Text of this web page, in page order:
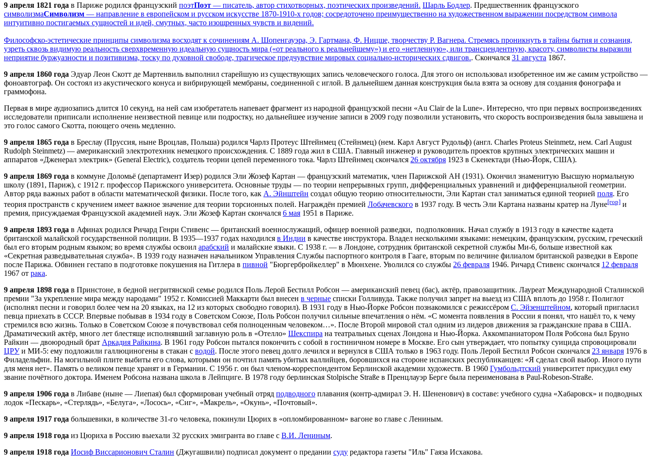
9 апреля 1821 года в Париже родился французский поэтПоэт — писатель, автор стихотворных, поэтических произведений. Шарль Бодлер. Предшественник французского
символизмаСимволизм — направление в европейском и русском искусстве 1870-1910-х годов; сосредоточено преимущественно на художественном выражении посредством символа
интуитивно постигаемых сущностей и идей, смутных, часто изощренных чувств и видений.
Философско-эстетические принципы символизма восходят к сочинениям А. Шопенгауэра, Э. Гартмана, Ф. Ницше, творчеству Р. Вагнера. Стремясь проникнуть в тайны бытия и сознания,
узреть сквозь видимую реальность сверхвременную идеальную сущность мира («от реального к реальнейшему») и его «нетленную», или трансцендентную, красоту, символисты выразили
неприятие буржуазности и позитивизма, тоску по духовной свободе, трагическое предчувствие мировых социально-исторических сдвигов.. Скончался 31 августа 1867.
9 апреля 1860 года Эдуар Леон Скотт де Мартенвиль выполнил старейшую из существующих запись человеческого голоса. Для этого он использовал изобретенное им же самим устройство —
фоноавтограф. Он состоял из акустического конуса и вибрирующей мембраны, соединенной с иглой. В дальнейшем данная конструкция была взята за основу для создания фонографа и
граммофона.
Первая в мире аудиозапись длится 10 секунд, на ней сам изобретатель напевает фрагмент из народной французской песни «Au Clair de la Lune». Интересно, что при первых воспроизведениях
исследователи приписали исполнение неизвестной певице или подростку, но дальнейшее изучение записи в 2009 году позволили установить, что скорость воспроизведения была завышена и
это голос самого Скотта, поющего очень медленно.
9 апреля 1865 года в Бреслау (Пруссия, ныне Вроцлав, Польша) родился Чарлз Протеус Штейнмец (Стейнмец) (нем. Карл Август Рудольф) (англ. Charles Proteus Steinmetz, нем. Carl August
Rudolph Steinmetz) — американский электротехник немецкого происхождения. С 1889 года жил в США. Главный инженер и руководитель проектов крупных электрических машин и
аппаратов «Дженерал электрик» (General Electric), создатель теории цепей переменного тока. Чарлз Штейнмец скончался 26 октября 1923 в Скенектади (Нью-Йорк, США).
9 апреля 1869 года в коммуне Доломьё (департамент Изер) родился Эли Жозеф Картан — французский математик, член Парижской АН (1931). Окончил знаменитую Высшую нормальную
школу (1891, Париж), с 1912 г. профессор Парижского университета. Основные труды — по теории непрерывных групп, дифференциальных уравнений и дифференциальной геометрии.
Автор ряда важных работ в области математической физики. После того, как А. Эйнштейн создал общую теорию относительности, Эли Картан стал заниматься единой теорией поля. Его
теория пространств с кручением имеет важное значение для теории торсионных полей. Награждён премией Лобачевского в 1937 году. В честь Эли Картана названы кратер на Луне[гор] и
премия, присуждаемая Французской академией наук. Эли Жозеф Картан скончался 6 мая 1951 в Париже.
9 апреля 1893 года в Афинах родился Ричард Генри Стивенс — британский военнослужащий, офицер военной разведки, подполковник. Начал службу в 1913 году в качестве кадета
британской малайской государственной полиции. В 1935—1937 годах находился в Индии в качестве инструктора. Владел несколькими языками: немецким, французским, русским, греческий
был его вторым родным языком; во время службы освоил арабский и малайские языки. С 1938 г. — в Лондоне, сотрудник британской секретной службы Ми-6, больше известной как
«Секретная разведывательная служба». В 1939 году назначен начальником Управления Службы паспортного контроля в Гааге, вторым по величине филиалом британской разведки в Европе
после Парижа. Обвинен гестапо в подготовке покушения на Гитлера в пивной "Бюргербройкеллер" в Мюнхене. Уволился со службы 26 февраля 1946. Ричард Стивенс скончался 12 февраля
1967 от рака.
9 апреля 1898 года в Принстоне, в бедной негритянской семье родился Поль Лерой Бестилл Робсон — американский певец (бас), актёр, правозащитник. Лауреат Международной Сталинской
премии "За укрепление мира между народами" 1952 г. Комиссией Маккарти был внесен в черные списки Голливуда. Также получил запрет на выезд из США вплоть до 1958 г. Полиглот
(исполнял песни и говорил более чем на 20 языках, на 12 из которых свободно говорил). В 1931 году в Нью-Йорке Робсон познакомился с режиссёром С. Эйзенштейном, который пригласил
певца приехать в СССР. Впервые побывав в 1934 году в Советском Союзе, Поль Робсон получил сильные впечатления о нём. «С момента появления в России я понял, что нашёл то, к чему
стремился всю жизнь. Только в Советском Союзе я почувствовал себя полноценным человеком…». После Второй мировой стал одним из лидеров движения за гражданские права в США.
Драматический актёр, много лет блестяще исполнявший заглавную роль в «Отелло» Шекспира на театральных сценах Лондона и Нью-Йорка. Аккомпаниатором Поля Робсона был Бруно
Райкин — двоюродный брат Аркадия Райкина. В 1961 году Робсон пытался покончить с собой в гостиничном номере в Москве. Его сын утверждает, что попытку суицида спровоцировали
ЦРУи МИ-5: ему подложили галлюциногены в стакан с водой. После этого певец долго лечился и вернулся в США только в 1963 году. Поль Лерой Бестилл Робсон скончался 23 января 1976 в
Филадельфии. На могильной плите выбиты его слова, которыми он почтил память убитых валлийцев, боровшихся на стороне испанских республиканцев: «Я сделал свой выбор. Иного пути
для меня нет». Память о великом певце хранят и в Германии. С 1956 г. он был членом-корреспондентом Берлинской академии художеств. В 1960 Гумбольдтский университет присудил ему
звание почётного доктора. Именем Робсона названа школа в Лейпциге. В 1978 году берлинская Stolpische Straße в Пренцлауэр Берге была переименована в Paul-Robeson-Straße.
9 апреля 1906 года в Либаве (ныне — Лиепая) был сформирован учебный отряд подводного плавания (контр-адмирал Э. Н. Шененович) в составе: учебного судна «Хабаровск» и подводных
лодок «Пескарь», «Стерлядь», «Белуга», «Лосось», «Сиг», «Макрель», «Окунь», «Почтовый».
9 апреля 1917 года большевики, в количестве 31-го человека, покинули Цюрих в «опломбированном» вагоне во главе с Лениным.
9 апреля 1918 года из Цюриха в Россию выехали 32 русских эмигранта во главе с В.И. Лениным.
9 апреля 1918 года Иосиф Виссарионович Сталин (Джугашвили) подписал документ о предании суду редактора газеты "Иль" Гаяза Исхакова.